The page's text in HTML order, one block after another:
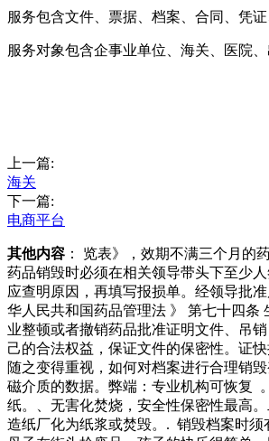
服务包含文件、票据、档案、合同、凭
服务对象包含企事业单位、海关、医院
上一篇:
海关
下一篇:
电商平台
其他内容 ： 览表》，效期不满三个月的
药品销毁时必须在相关领导带头下至少
应查明原因，再填写报损单。经领导批
华人民共和国药品管理法 》 第七十四条
业整顿或者撤销药品批准证明文件、吊
己的合法权益，保证文件的保密性。证
随之变得重视，如何对档案进行合理销
磁介质的数据。弊端：专业机构可恢复
纸。、无害化焚烧，安全性保密性最高
造纸厂化为纸浆或焚毁。. 销毁档案时